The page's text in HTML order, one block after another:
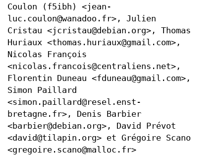
Coulon (f5ibh) <jean-
luc.coulon@wanadoo.fr>, Julien
Cristau <jcristau@debian.org>, Thomas
Huriaux <thomas.huriaux@gmail.com>,
Nicolas François
<nicolas.francois@centraliens.net>,
Florentin Duneau <fduneau@gmail.com>,
Simon Paillard
<simon.paillard@resel.enst-
bretagne.fr>, Denis Barbier
<barbier@debian.org>, David Prévot
<david@tilapin.org> et Grégoire Scano
<gregoire.scano@malloc.fr>